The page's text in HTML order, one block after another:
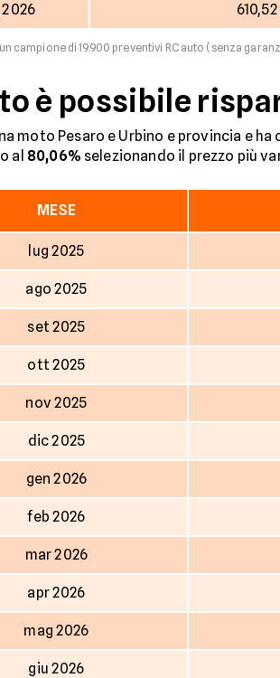
2026
campione di 19.900 preventivi RC auto (senza
è possibile
moto Pesaro e Urbino e provincia e
al 80,06% selezionando il prezzo più
MESE
lug 2025
ago 2025
set 2025
ott 2025
nov 2025
dic 2025
gen 2026
feb 2026
mar 2026
apr 2026
mag 2026
giu 2026